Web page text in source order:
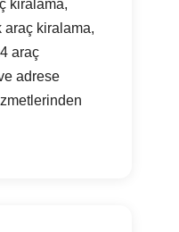
kiralama,
araç kiralama,
araç
adrese